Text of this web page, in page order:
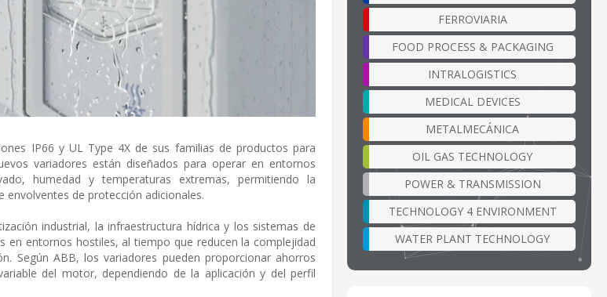
IP66 y UL Type 4X de sus familias de productos para
variadores están diseñados para operar en entornos
humedad y temperaturas extremas, permitiendo la
de protección adicionales.
industrial, la infraestructura hídrica y los sistemas de
en entornos hostiles, al tiempo que reducen la complejidad
Según ABB, los variadores pueden proporcionar ahorros
del motor, dependiendo de la aplicación y del perfil
FERROVIARIA
FOOD PROCESS & PACKAGING
INTRALOGISTICS
MEDICAL DEVICES
METALMECÁNICA
OIL GAS TECHNOLOGY
POWER & TRANSMISSION
TECHNOLOGY 4 ENVIRONMENT
WATER PLANT TECHNOLOGY